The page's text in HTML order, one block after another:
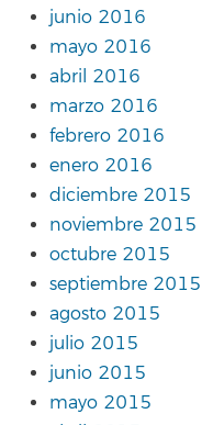
junio 2016
mayo 2016
abril 2016
marzo 2016
febrero 2016
enero 2016
diciembre 2015
noviembre 2015
octubre 2015
septiembre 2015
agosto 2015
julio 2015
junio 2015
mayo 2015